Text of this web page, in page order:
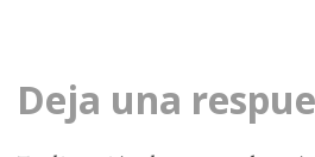
la
entrada
Deja una